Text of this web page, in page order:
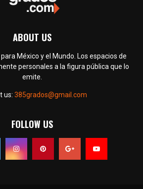
ABOUT US
México y el Mundo. Los espacios de
personales a la figura pública que lo
emite.
us: 385grados@gmail.com
FOLLOW US